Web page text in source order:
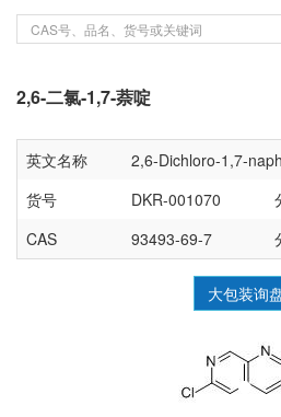
2,6-二氯-1,7-萘啶
英文名称
2,6-Dichloro-1,7-
货号
DKR-001070
CAS 93493-69-7
大包装询